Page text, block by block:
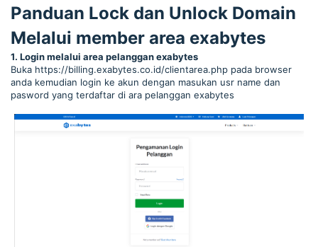
Panduan Lock dan Unlock Domain
Melalui member area exabytes
1. Login melalui area pelanggan exabytes
Buka https://billing.exabytes.co.id/clientarea.php pada browser
anda kemudian login ke akun dengan masukan usr name dan
pasword yang terdaftar di ara pelanggan exabytes